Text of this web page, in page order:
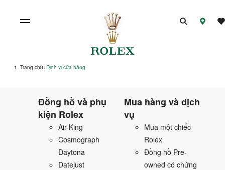
Trang chủ /Định vị cửa hàng
Đồng hồ và phụ
kiện Rolex
Air-King
Cosmograph
Daytona
Datejust
Mua hàng và dịch
vụ
Mua một chiếc
Rolex
Đồng hồ Pre-
owned có chứng